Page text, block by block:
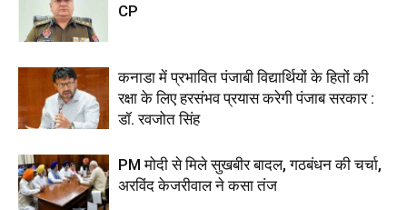
CP
कनाडा में प्रभावित पंजाबी विद्यार्थियों के हितों की
रक्षा के लिए हरसंभव प्रयास करेगी पंजाब सरकार :
डॉ. रवजोत सिंह
PM मोदी से मिले सुखबीर बादल, गठबंधन की चर्चा,
अरविंद केजरीवाल ने कसा तंज